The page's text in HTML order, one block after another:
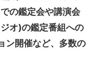
の鑑定会や講演会
オ)の鑑定番組への
ン開催など、多数の